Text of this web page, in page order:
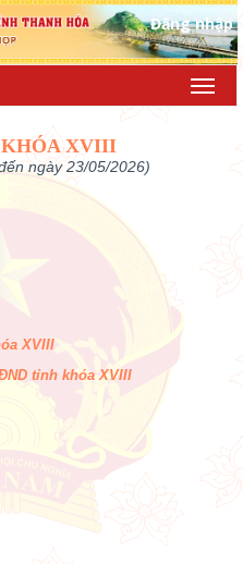
Đăng nhập
XVIII
ngày 23/05/2026)
XVIII
tỉnh khóa XVIII